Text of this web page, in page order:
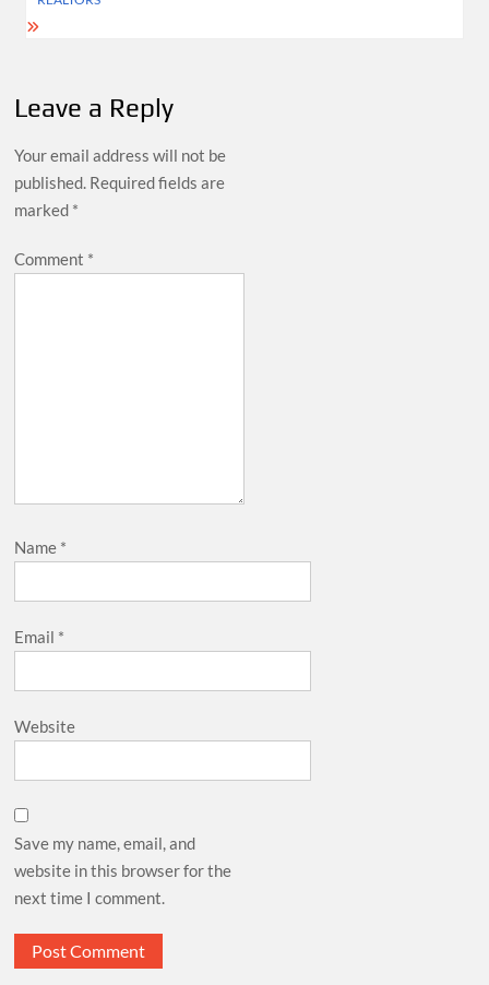
Leave a Reply
Your email address will not be
published. Required fields are
marked *
Comment *
Name *
Email *
Website
Save my name, email, and
website in this browser for the
next time I comment.